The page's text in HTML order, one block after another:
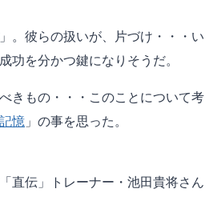
。彼らの扱いが、片づけ・・・い
功を分かつ鍵になりそうだ。
きもの・・・このことについて考
憶 」の事を思った。
直伝」トレーナー・池田貴将さん